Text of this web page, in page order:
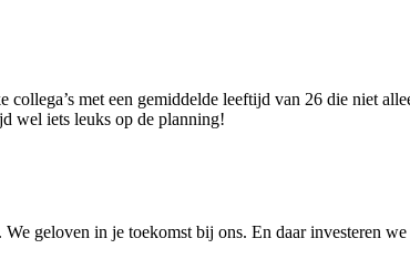
collega’s met een gemiddelde leeftijd van 26 die niet
wel iets leuks op de planning!
geloven in je toekomst bij ons. En daar investeren